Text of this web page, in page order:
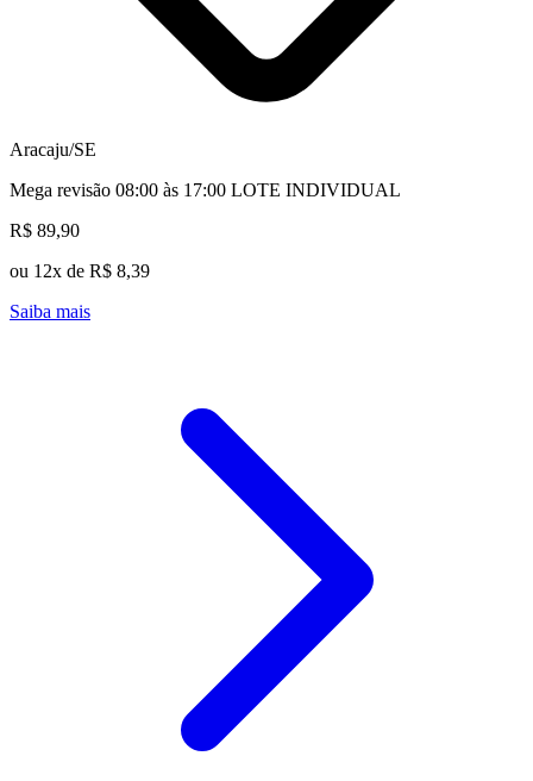
Aracaju/SE
Mega revisão 08:00 às 17:00 LOTE INDIVIDUAL
R$ 89,90
ou 12x de R$ 8,39
Saiba mais